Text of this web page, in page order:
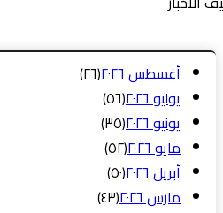
أغسطس ٢٠٢٦
(٢٦)
يوليو ٢٠٢٦
(٥٦)
يونيو ٢٠٢٦
(٣٥)
مايو ٢٠٢٦
(٥٢)
أبريل ٢٠٢٦
(٥٠)
مارس ٢٠٢٦
(٤٣)